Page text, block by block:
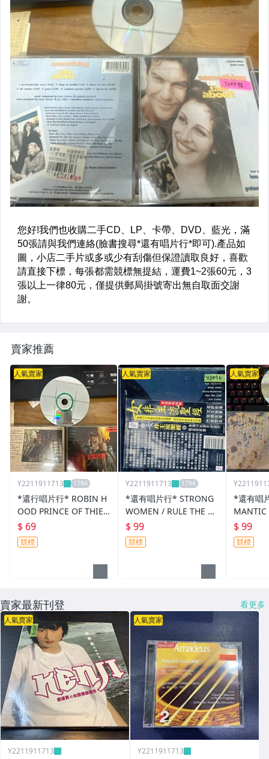
賣家推薦
人氣賣家
Y2211911713
*還行唱片行* ROBIN H
OOD PRINCE OF THIEV
ES 二手 Y24720 (刮)
$ 69
競標
人氣賣家
Y2211911713
*還有唱片行* STRONG
WOMEN / RULE THE W
ORLD 二手 Y3896
$ 99
競標
人氣賣家
*還有唱
MANTIC
二手
$ 99
競標
賣家最新刊登 看更多
人氣賣家
Y2211911713
人氣賣家
Y2211911713